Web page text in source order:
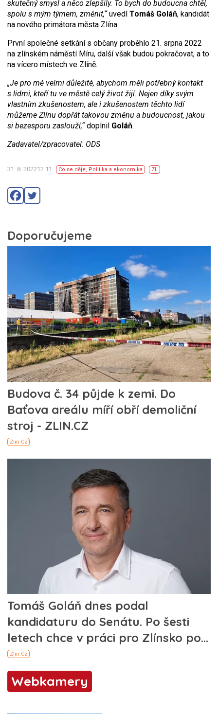
skutečný smysl a něco zlepšily. To bych do budoucna chtěl,
spolu s mým týmem, změnit,“uvedl Tomáš Goláň, kandidát
na nového primátora města Zlína.
První společné setkání s občany proběhlo 21. srpna 2022
na zlínském náměstí Míru, další však budou pokračovat, a to
na vícero místech ve Zlíně.
„Je pro mě velmi důležité, abychom měli potřebný kontakt
s lidmi, kteří tu ve městě celý život žijí. Nejen díky svým
vlastním zkušenostem, ale i zkušenostem těchto lidí
můžeme Zlínu dopřát takovou změnu a budoucnost, jakou
si bezesporu zaslouží,“doplnil Goláň.
Zadavatel/zpracovatel: ODS
31. 8. 202212:11 Co se děje, Politika a ekonomika ZL
Webkamery